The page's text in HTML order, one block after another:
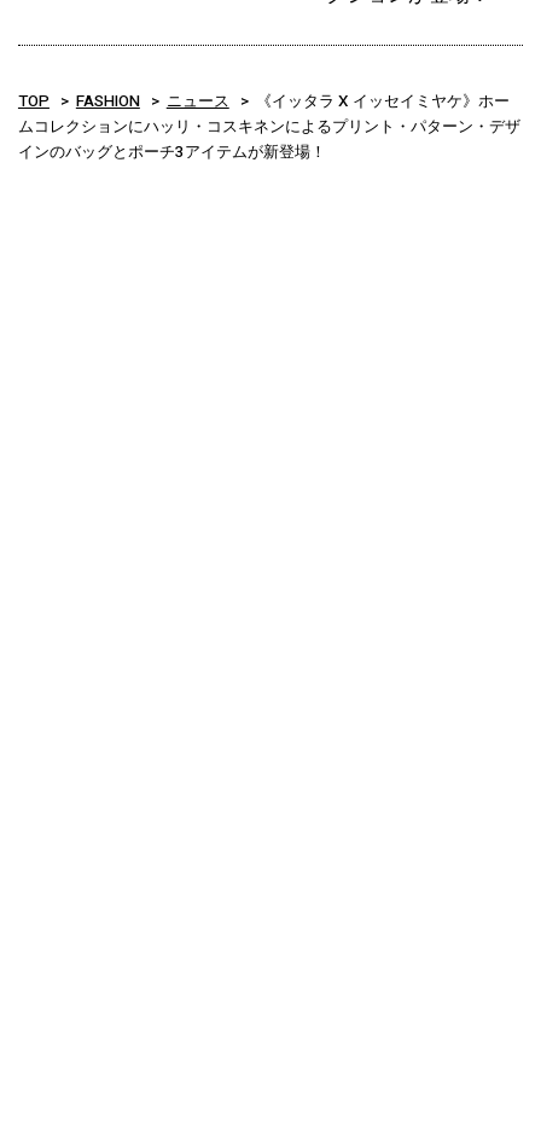
TOP FASHION ニュース
《イッタラ X イッセイミヤケ》ホー
ムコレクションにハッリ・コスキネンによるプリント・パターン・デザ
インのバッグとポーチ3アイテムが新登場！